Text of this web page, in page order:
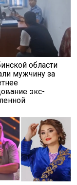
области
мужчину за
экс-